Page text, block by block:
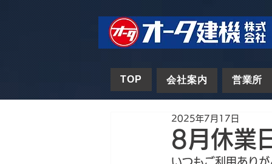
TOP 会社案内 営業所
8月休業
2025年7月17日
いつもご利用あり